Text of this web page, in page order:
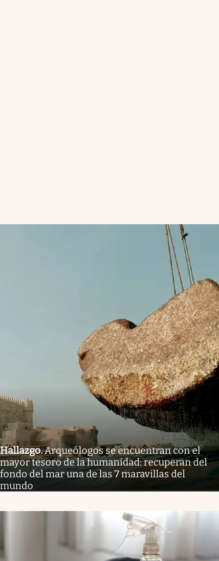
Hallazgo.Arqueólogos se encuentran con el
mayor tesoro de la humanidad: recuperan del
fondo del mar una de las 7 maravillas del
mundo